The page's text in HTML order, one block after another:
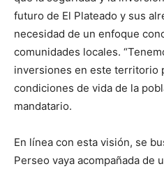
futuro de El Plateado y sus
necesidad de un enfoque
comunidades locales.
inversiones en este territorio
condiciones de vida de la
mandatario.
En línea con esta visión, se
Perseo vaya acompañada de